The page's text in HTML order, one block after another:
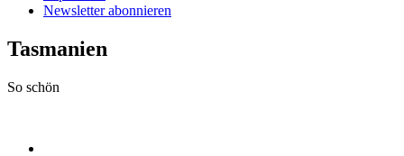
Newsletter abonnieren
Tasmanien
So schön